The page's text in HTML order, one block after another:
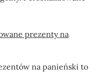
prezenty na
na panieński to